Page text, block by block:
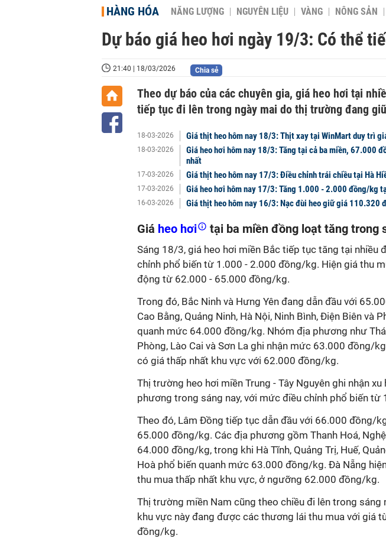
HÀNG HÓA NĂNG LƯỢNG NGUYÊN LIỆU VÀNG NÔNG SẢN
Dự báo giá heo hơi ngày 19/3: Có thể
21:40 | 18/03/2026 Chia sẻ
Theo dự báo của các chuyên gia, giá heo hơi tại
tiếp tục đi lên trong ngày mai do thị trường đang
18-03-2026 Giá thịt heo hôm nay 18/3: Thịt xay tại WinMart duy trì
18-03-2026
Giá heo hơi hôm nay 18/3: Tăng tại cả ba miền, 67.000
nhất
17-03-2026 Giá thịt heo hôm nay 17/3: Điều chỉnh trái chiều tại Hà
17-03-2026 Giá heo hơi hôm nay 17/3: Tăng 1.000 - 2.000 đồng/kg
16-03-2026 Giá thịt heo hôm nay 16/3: Nạc đùi heo giữ giá 110.320
Giá heo hơi tại ba miền đồng loạt tăng trong
Sáng 18/3, giá heo hơi miền Bắc tiếp tục tăng tại nhiều
chỉnh phổ biến từ 1.000 - 2.000 đồng/kg. Hiện giá thu
động từ 62.000 - 65.000 đồng/kg.
Trong đó, Bắc Ninh và Hưng Yên đang dẫn đầu với
Cao Bằng, Quảng Ninh, Hà Nội, Ninh Bình, Điện Biên và
quanh mức 64.000 đồng/kg. Nhóm địa phương như
Phòng, Lào Cai và Sơn La ghi nhận mức 63.000 đồng/
có giá thấp nhất khu vực với 62.000 đồng/kg.
Thị trường heo hơi miền Trung - Tây Nguyên ghi nhận
phương trong sáng nay, với mức điều chỉnh phổ biến
Theo đó, Lâm Đồng tiếp tục dẫn đầu với 66.000 đồng/
65.000 đồng/kg. Các địa phương gồm Thanh Hoá,
64.000 đồng/kg, trong khi Hà Tĩnh, Quảng Trị, Huế,
Hoà phổ biến quanh mức 63.000 đồng/kg. Đà Nẵng
thu mua thấp nhất khu vực, ở ngưỡng 62.000 đồng/kg.
Thị trường miền Nam cũng theo chiều đi lên trong sáng
khu vực này đang được các thương lái thu mua với giá
đồng/kg.